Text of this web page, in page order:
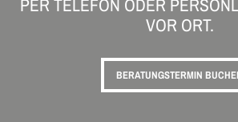
PER TELEFON ODER
VOR ORT.
BERATUNGSTERMIN